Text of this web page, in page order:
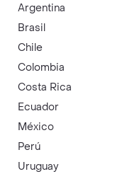
Argentina
Brasil
Chile
Colombia
Costa Rica
Ecuador
México
Perú
Uruguay